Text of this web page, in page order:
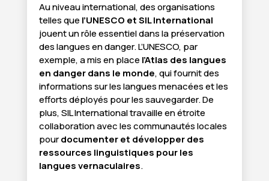
Au niveau international, des organisations
telles que l’UNESCO et SIL International
jouent un rôle essentiel dans la préservation
des langues en danger. L’UNESCO, par
exemple, a mis en place l’Atlas des langues
en danger dans le monde, qui fournit des
informations sur les langues menacées et les
efforts déployés pour les sauvegarder. De
plus, SIL International travaille en étroite
collaboration avec les communautés locales
pourdocumenter et développer des
ressources linguistiques pour les
langues vernaculaires.